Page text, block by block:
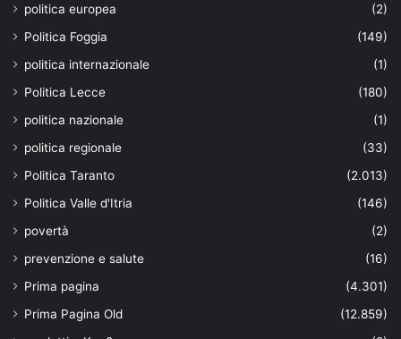
politica europea
(2)
Politica Foggia
(149)
politica internazionale
(1)
Politica Lecce
(180)
politica nazionale
(1)
politica regionale
(33)
Politica Taranto
(2.013)
Politica Valle d'Itria
(146)
povertà
(2)
prevenzione e salute
(16)
Prima pagina
(4.301)
Prima Pagina Old
(12.859)